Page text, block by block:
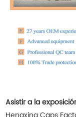
Asistir a la